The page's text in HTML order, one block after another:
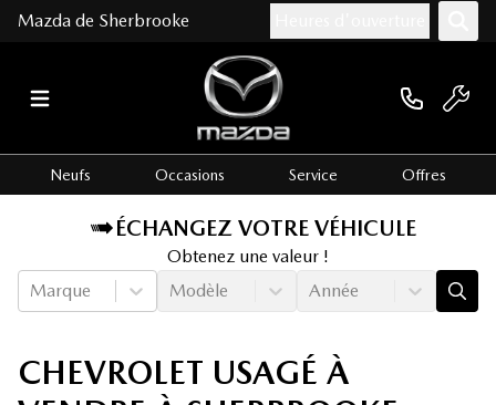
Mazda de Sherbrooke
Neufs Occasions Service Offres
ÉCHANGEZ VOTRE VÉHICULE
Obtenez une valeur !
Marque
Modèle Année
CHEVROLET USAGÉ À